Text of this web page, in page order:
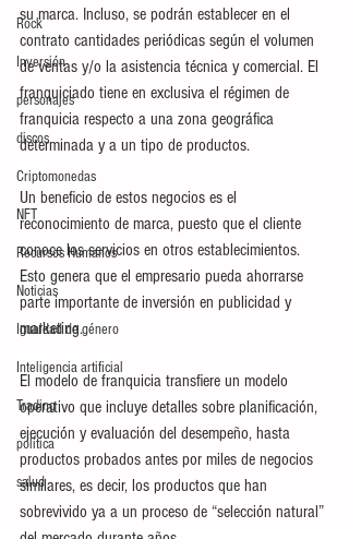
Rock
Inversión
personajes
discos
Criptomonedas
NFT
Recursos Humanos
Noticias
Igualdad de género
Inteligencia artificial
Trading
política
salud
su marca. Incluso, se podrán establecer en el
contrato cantidades periódicas según el volumen
de ventas y/o la asistencia técnica y comercial. El
franquiciado tiene en exclusiva el régimen de
franquicia respecto a una zona geográfica
determinada y a un tipo de productos.
Un beneficio de estos negocios es el
reconocimiento de marca, puesto que el cliente
conoce los servicios en otros establecimientos.
Esto genera que el empresario pueda ahorrarse
parte importante de inversión en publicidad y
marketing.
El modelo de franquicia transfiere un modelo
operativo que incluye detalles sobre planificación,
ejecución y evaluación del desempeño, hasta
productos probados antes por miles de negocios
similares, es decir, los productos que han
sobrevivido ya a un proceso de “selección natural”